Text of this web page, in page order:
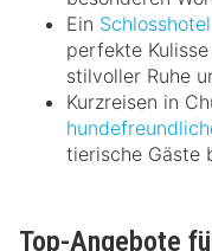
Ein
perfekte
stilvoller Ruhe
Kurzreisen in
tierische Gäste
Top-Angebote